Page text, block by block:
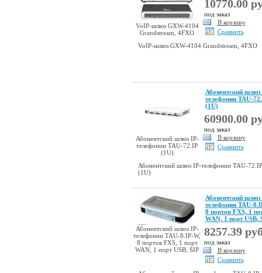
VoIP-шлюз GXW-4104
Grandstream, 4FXO
10770.00
под заказ
В корзину
Сравнить
VoIP-шлюз GXW-4104 Grandstream, 4FXO
Абонентский шлюз IP-
телефонии TAU-72.IP
(1U)
Абонентский шлюз
телефонии TAU-
(1U)
60900.00
под заказ
В корзину
Сравнить
Абонентский шлюз IP-телефонии TAU-72.IP
(1U)
Абонентский шлюз IP-
телефонии TAU-8.IP-W,
8 портов FXS, 1 порт
WAN, 1 порт USB, SIP
Абонентский шлюз
телефонии TAU-
8 портов FXS, 1
WAN, 1 порт USB,
8257.39
под заказ
В корзину
Сравнить